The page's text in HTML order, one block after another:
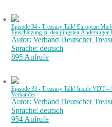
Episode 34 - Treasury Talk! European
Einschätzung zu den jüngsten
Autor: Verband Deutscher
Sprache: deutsch
895 Aufrufe
Episode 33 - Treasury Talk! Inside VDT –
Verbandes
Autor: Verband Deutscher
Sprache: deutsch
954 Aufrufe